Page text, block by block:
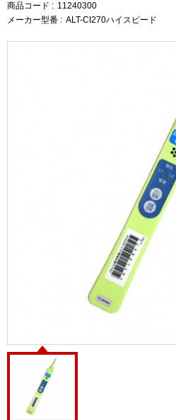
商品コード : 11240300
メーカー型番 : ALT-CI270ハイスピード